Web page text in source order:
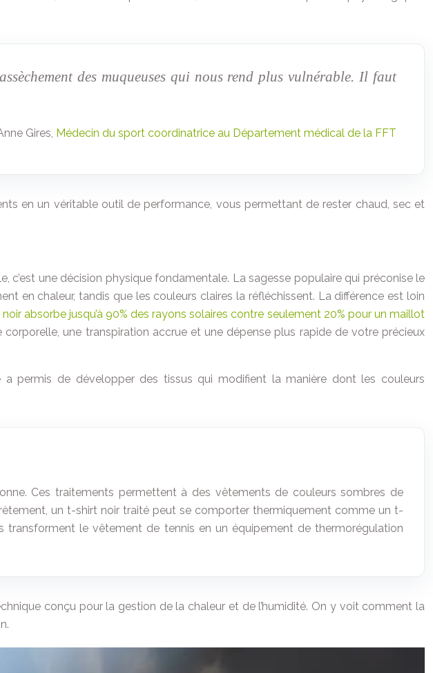
des muqueuses qui nous rend plus vulnérable. Il faut
Gires, Médecin du sport coordinatrice au Département médical de la FFT
en un véritable outil de performance, vous permettant de rester chaud, sec et
une décision physique fondamentale. La sagesse populaire qui préconise le
en chaleur, tandis que les couleurs claires la réfléchissent. La différence est loin
absorbe jusqu’à 90% des rayons solaires contre seulement 20% pour un maillot
une transpiration accrue et une dépense plus rapide de votre précieux
a permis de développer des tissus qui modifient la manière dont les couleurs
Ces traitements permettent à des vêtements de couleurs sombres de
un t-shirt noir traité peut se comporter thermiquement comme un t-
le vêtement de tennis en un équipement de thermorégulation
conçu pour la gestion de la chaleur et de l’humidité. On y voit comment la